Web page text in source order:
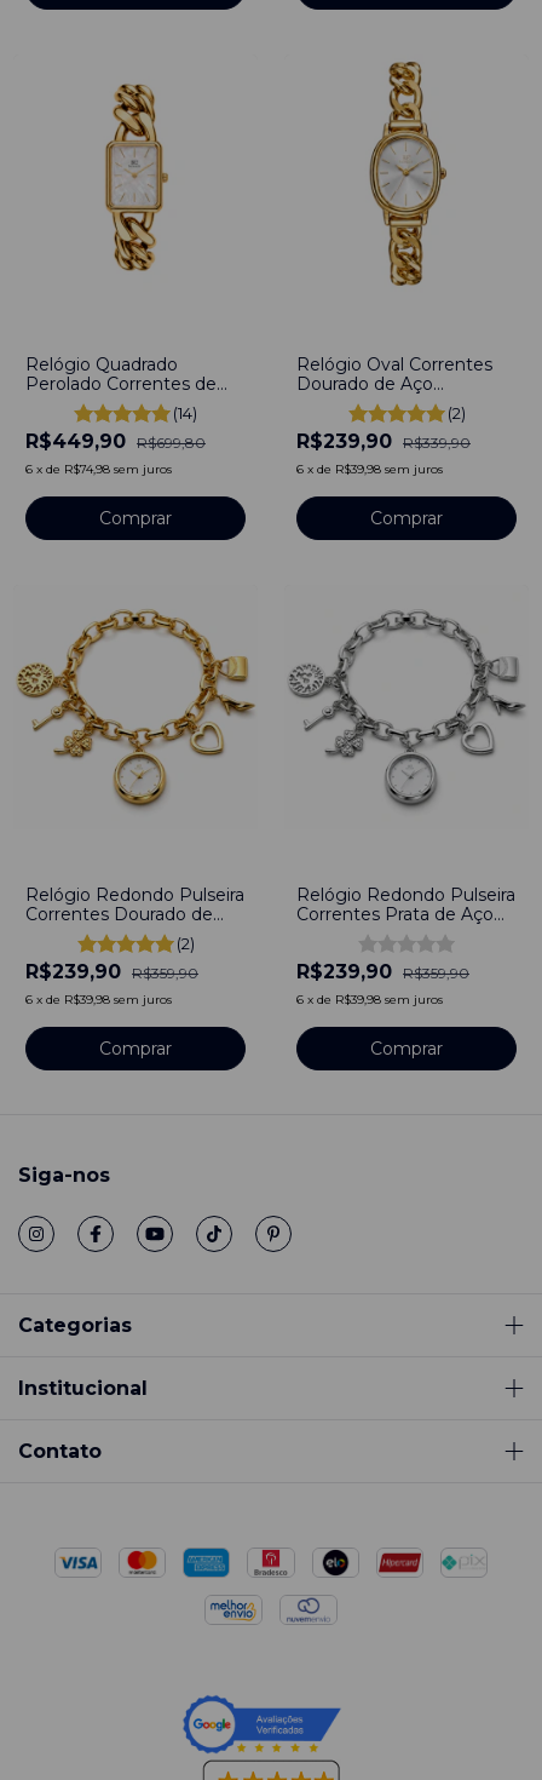
Relógio Quadrado
Perolado Correntes de
Aço Inoxidável Dourado
(14)
R$449,90 R$699,80
6 x de R$74,98 sem juros
Comprar
Relógio Oval Correntes
Dourado de Aço
Inoxidável
(2)
R$239,90 R$339,90
6 x de R$39,98 sem juros
Comprar
Relógio Redondo Pulseira
Correntes Dourado de
Aço Inoxidável
(2)
R$239,90 R$359,90
6 x de R$39,98 sem juros
Comprar
Relógio Redondo Pulseira
Correntes Prata de Aço
Inoxidável
R$239,90 R$359,90
6 x de R$39,98 sem juros
Comprar
Siga-nos
Categorias
Institucional
Contato